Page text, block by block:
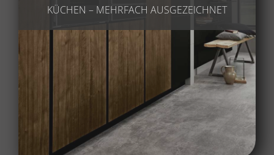
KÜCHEN – MEHRFACH AUSGEZEICHNET